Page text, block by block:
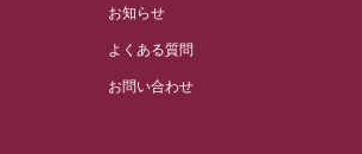
お知らせ
よくある質問
お問い合わせ